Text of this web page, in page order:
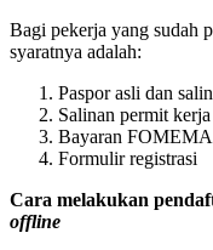
Bagi pekerja yang sudah
syaratnya adalah:
Paspor asli dan
Salinan permit kerja
Bayaran FOMEMA
Formulir registrasi
Cara melakukan
offline